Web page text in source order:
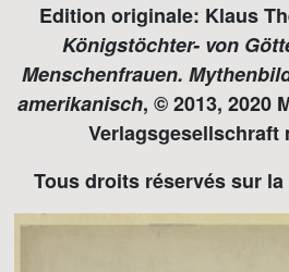
Edition originale: Klaus
Königstöchter- von
Menschenfrauen.
amerikanisch, © 2013, 2020
Verlagsgesellschraft
Tous droits réservés sur